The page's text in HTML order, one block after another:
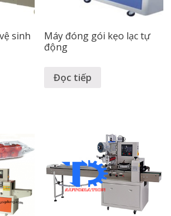
sinh
Máy đóng gói kẹo lạc tự
động
Đọc tiếp